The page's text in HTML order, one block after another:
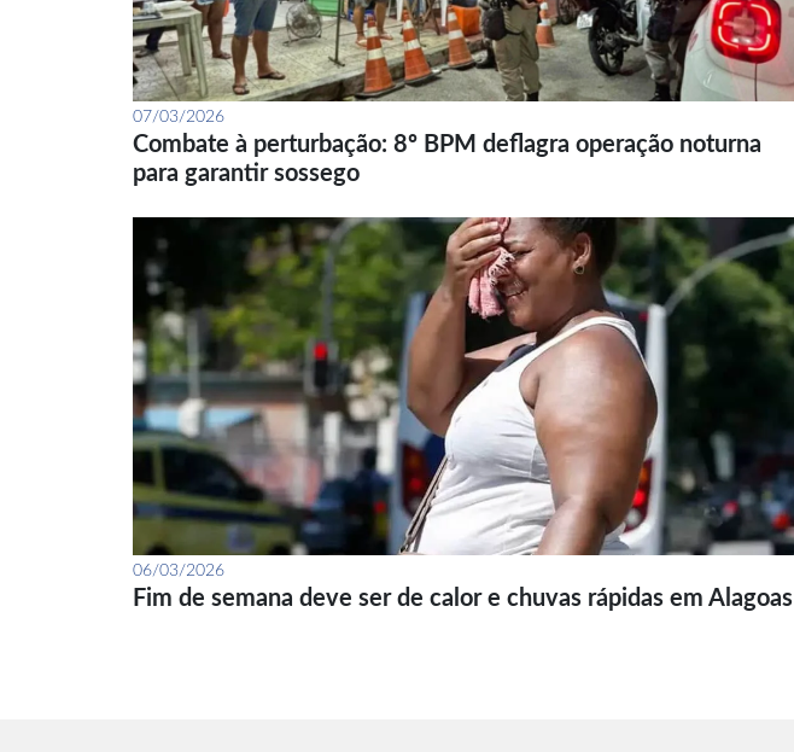
07/03/2026
Combate à perturbação: 8º BPM deflagra operação noturna
para garantir sossego
06/03/2026
Fim de semana deve ser de calor e chuvas rápidas em Alagoas